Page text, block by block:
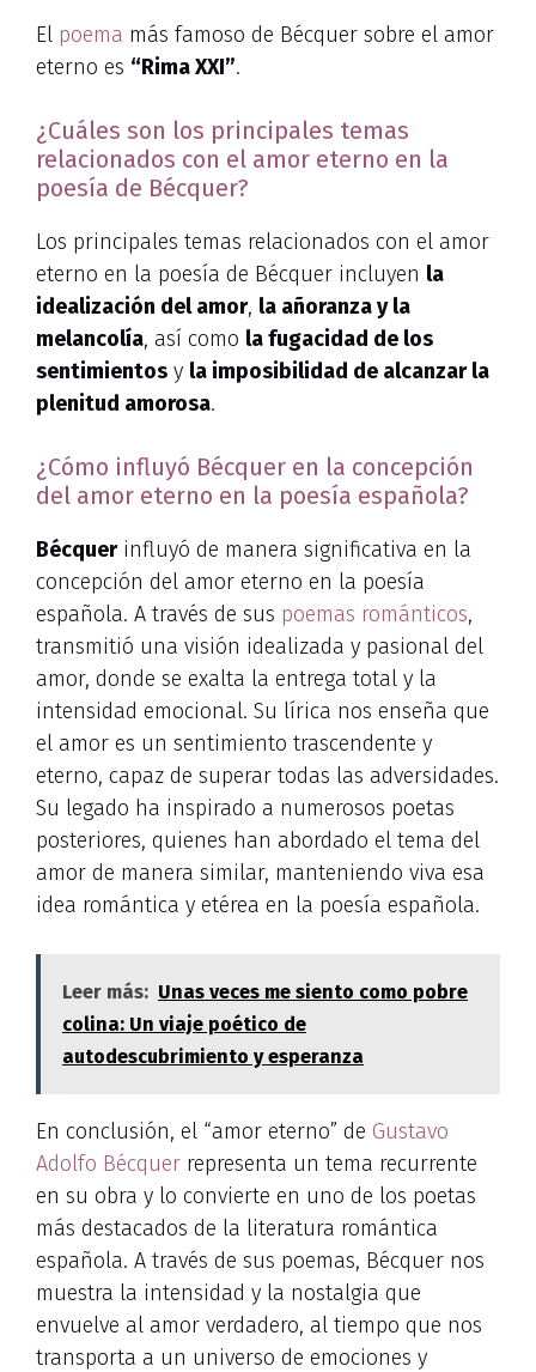
El poema más famoso de Bécquer sobre el amor
eterno es “Rima XXI”.
¿Cuáles son los principales temas
relacionados con el amor eterno en la
poesía de Bécquer?
Los principales temas relacionados con el amor
eterno en la poesía de Bécquer incluyen la
idealización del amor, la añoranza y la
melancolía, así como la fugacidad de los
sentimientos y la imposibilidad de alcanzar la
plenitud amorosa.
¿Cómo influyó Bécquer en la concepción
del amor eterno en la poesía española?
Bécquerinfluyó de manera significativa en la
concepción del amor eterno en la poesía
española. A través de sus poemas románticos,
transmitió una visión idealizada y pasional del
amor, donde se exalta la entrega total y la
intensidad emocional. Su lírica nos enseña que
el amor es un sentimiento trascendente y
eterno, capaz de superar todas las adversidades.
Su legado ha inspirado a numerosos poetas
posteriores, quienes han abordado el tema del
amor de manera similar, manteniendo viva esa
idea romántica y etérea en la poesía española.
Leer más: Unas veces me siento como pobre
colina: Un viaje poético de
autodescubrimiento y esperanza
En conclusión, el “amor eterno” de Gustavo
Adolfo Bécquer representa un tema recurrente
en su obra y lo convierte en uno de los poetas
más destacados de la literatura romántica
española. A través de sus poemas, Bécquer nos
muestra la intensidad y la nostalgia que
envuelve al amor verdadero, al tiempo que nos
transporta a un universo de emociones y